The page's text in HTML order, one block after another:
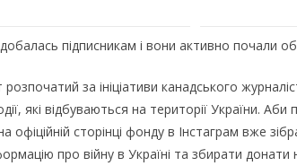
підписникам і вони активно почали
за ініціативи канадського
які відбуваються на території України.
офіційній сторінці фонду в Інстаграм вже
про війну в Україні та збирати донати